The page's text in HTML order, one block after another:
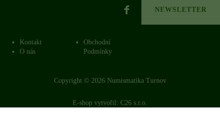
NEWSLETTER
Kontakt
O nás
Obchodní
Podmínky
Copyright © 2026 Numismatika Turnov
E-shop vytvořil: C26 s.r.o.